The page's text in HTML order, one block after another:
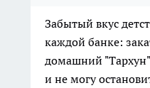
Забытый вкус
каждой банке:
домашний
и не могу